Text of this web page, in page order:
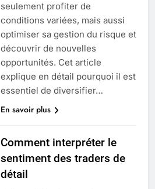
seulement profiter de
conditions variées, mais aussi
optimiser sa gestion du risque et
découvrir de nouvelles
opportunités. Cet article
explique en détail pourquoi il est
essentiel de diversifier…
En savoir plus
Comment interpréter le
sentiment des traders de
détail